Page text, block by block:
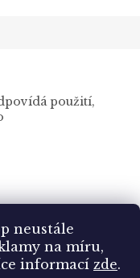
neustále
na míru,
informací zde.
použití,